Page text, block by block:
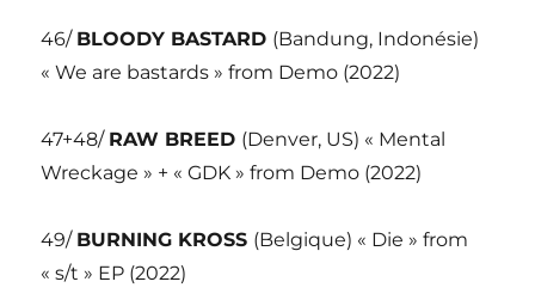
46/ BLOODY BASTARD (Bandung, Indonésie)
« We are bastards » from Demo (2022)
47+48/ RAW BREED (Denver, US) « Mental
Wreckage » + « GDK » from Demo (2022)
49/ BURNING KROSS (Belgique) « Die » from
« s/t » EP (2022)